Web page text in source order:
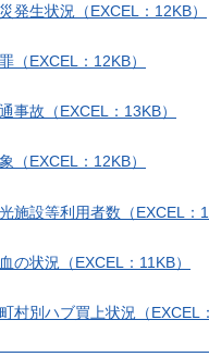
災発生状況（EXCEL：12KB）
罪（EXCEL：12KB）
通事故（EXCEL：13KB）
象（EXCEL：12KB）
光施設等利用者数（EXCEL：
血の状況（EXCEL：11KB）
町村別ハブ買上状況（EXCEL